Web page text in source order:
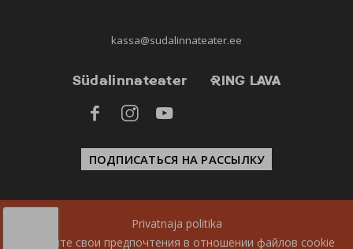
kassa@sudalinnateater.ee
Südalinnateater
  
RING LAVA
ПОДПИСАТЬСЯ НА РАССЫЛКУ
Privatnaja politika
Измените свои предпочтения в отношении файлов cookie